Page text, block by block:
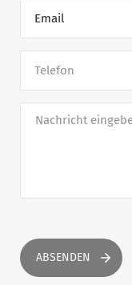
Email
Telefon
ABSENDEN